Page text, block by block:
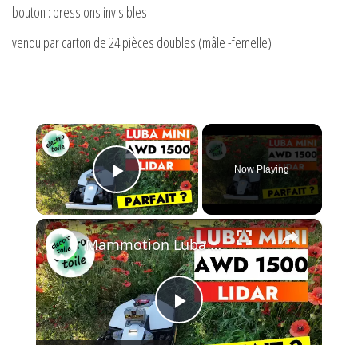
bouton : pressions invisibles
vendu par carton de 24 pièces doubles (mâle -femelle)
×
Play Video
Now Playing
×
P
Mammotion Luba Mini AWD1500 Lidar | Test et avis du robot tondeuse et guide d'installation